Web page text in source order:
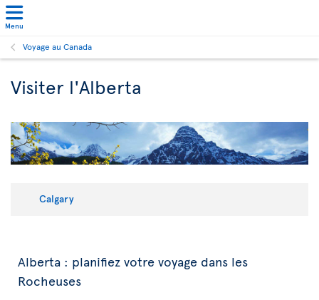
Menu
Voyage au Canada
Visiter l'Alberta
Calgary
Alberta : planifiez votre voyage dans les
Rocheuses